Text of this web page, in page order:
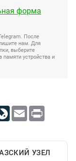
форма
После
нам. Для
выберите
устройства и
LiveJournal
Email Print
УЗЕЛ